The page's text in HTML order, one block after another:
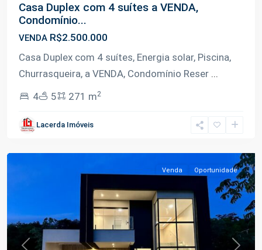
Casa Duplex com 4 suítes a VENDA,
Condomínio...
VENDA R$2.500.000
Casa Duplex com 4 suítes, Energia solar, Piscina,
Churrasqueira, a VENDA, Condomínio Reser ...
4
5 271 m2
Lacerda Imóveis
Ponta
Negra,
Venda Oportunidade